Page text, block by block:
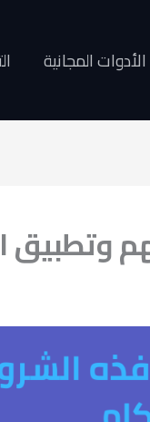
الأدوات المجانية
وتطبيق